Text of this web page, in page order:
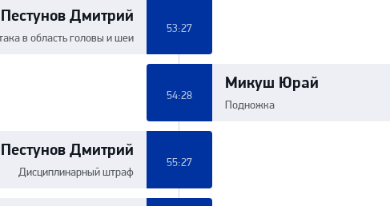
Пестунов Дмитрий
в область головы и шеи
53:27
Микуш Юрай
Подножка
54:28
Пестунов Дмитрий
Дисциплинарный штраф
55:27